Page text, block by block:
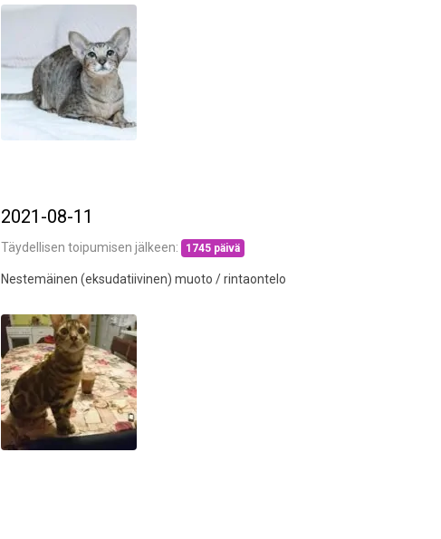
2021-08-11
Täydellisen toipumisen jälkeen: 1745 päivä
Nestemäinen (eksudatiivinen) muoto / rintaontelo